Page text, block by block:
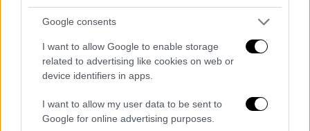
Google consents
I want to allow Google to enable storage
related to advertising like cookies on web or
device identifiers in apps.
I want to allow my user data to be sent to
Google for online advertising purposes.